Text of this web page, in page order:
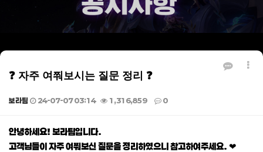
❓ 자주 여쭤보시는 질문 정리 ❓
보라팀 24-07-07 03:14 1,316,859 0
본문
안녕하세요! 보라팀입니다.
고객님들이 자주 여쭤보신 질문을 정리하였으니 참고하여주세요. ❤